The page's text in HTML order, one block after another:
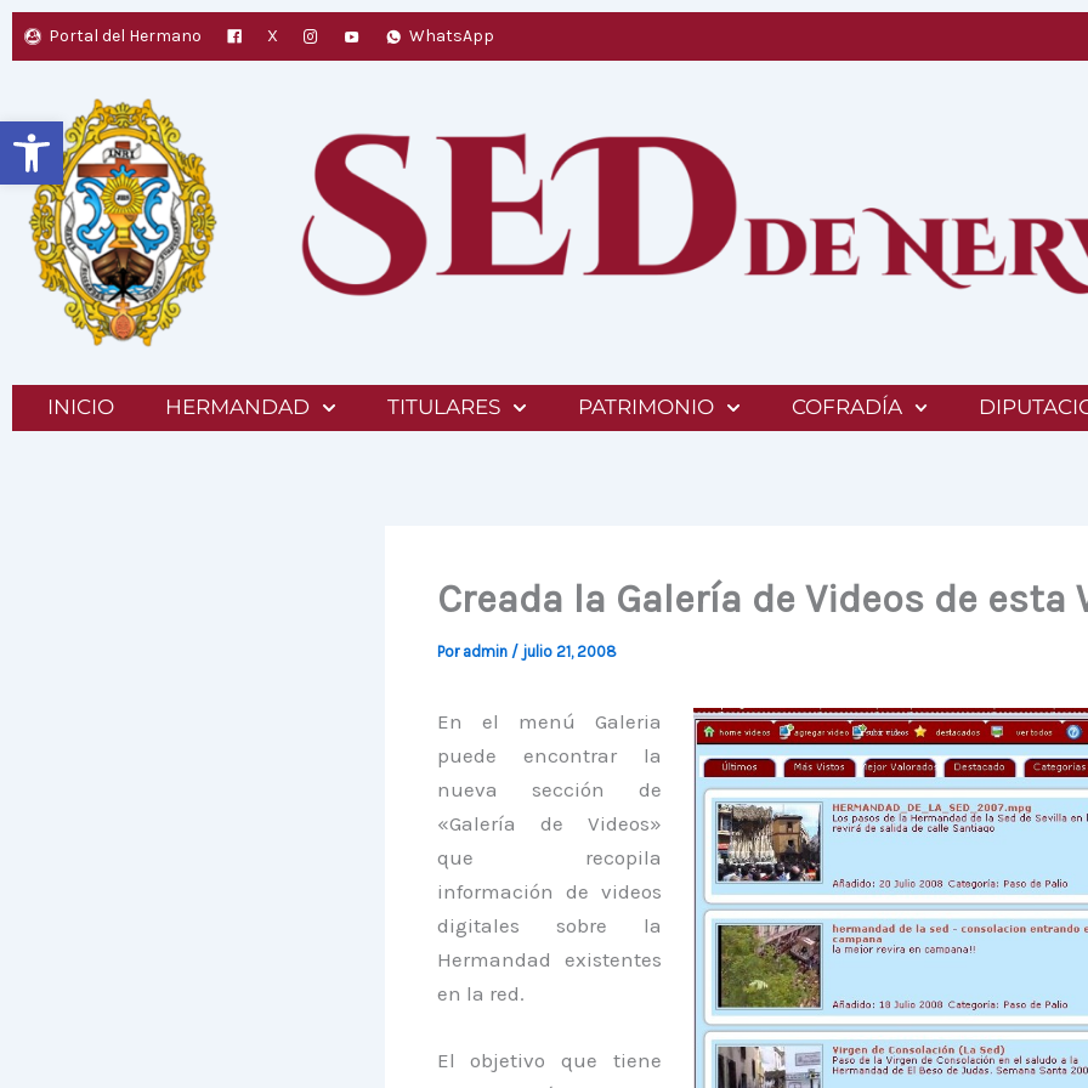
Abrir barra de herramientas
Portal del Hermano X WhatsApp
INICIO HERMANDAD TITULARES PATRIMONIO COFRADÍA
Creada la Galería de Videos de esta
Por admin / julio 21, 2008
En el menú Galeria
puede encontrar la
nueva sección de
«Galería de Videos»
que recopila
información de videos
digitales sobre la
Hermandad existentes
en la red.
El objetivo que tiene